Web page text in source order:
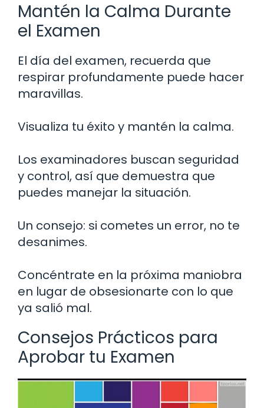
Mantén la Calma Durante
el Examen
El día del examen, recuerda que
respirar profundamente puede hacer
maravillas.
Visualiza tu éxito y mantén la calma.
Los examinadores buscan seguridad
y control, así que demuestra que
puedes manejar la situación.
Un consejo: si cometes un error, no te
desanimes.
Concéntrate en la próxima maniobra
en lugar de obsesionarte con lo que
ya salió mal.
Consejos Prácticos para
Aprobar tu Examen